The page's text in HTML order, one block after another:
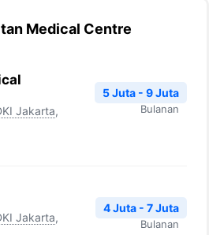
Medical Centre
Jakarta,
5 Juta - 9 Juta
Bulanan
Jakarta,
4 Juta - 7 Juta
Bulanan